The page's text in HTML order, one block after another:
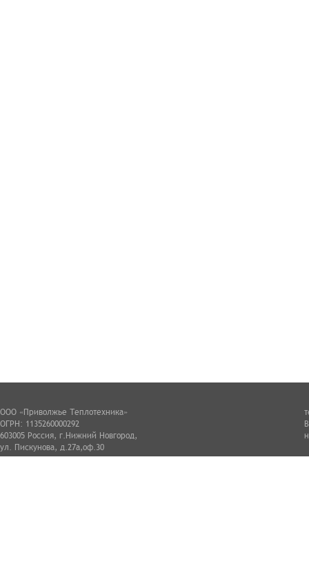
ООО «Приволжье Теплотехника»
ОГРН: 1135260000292
603005 Россия, г.Нижний Новгород,
ул. Пискунова, д.27а,оф.30